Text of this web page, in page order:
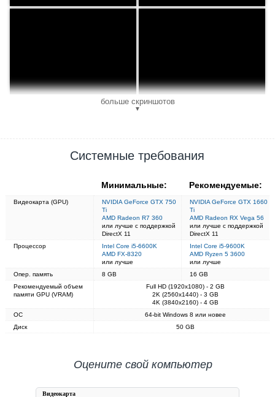
больше скриншотов
▼
Системные требования
Минимальные: Рекомендуемые:
Видеокарта (GPU)
NVIDIA GeForce GTX 750
Ti
AMD Radeon R7 360
или лучше с поддержкой
DirectX 11
NVIDIA GeForce GTX 1660
Ti
AMD Radeon RX Vega 56
или лучше с поддержкой
DirectX 11
Процессор
Intel Core i5-6600K
AMD FX-8320
или лучше
Intel Core i5-9600K
AMD Ryzen 5 3600
или лучше
Опер. память
8 GB
16 GB
Рекомендуемый объем
памяти GPU (VRAM)
Full HD (1920x1080) - 2 GB
2K (2560x1440) - 3 GB
4K (3840x2160) - 4 GB
ОС
64-bit Windows 8 или новее
Диск
50 GB
Оцените свой компьютер
Видеокарта